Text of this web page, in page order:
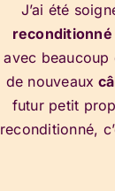
J’ai été
reconditionné
avec beaucoup
de nouveaux
futur petit
reconditionné,